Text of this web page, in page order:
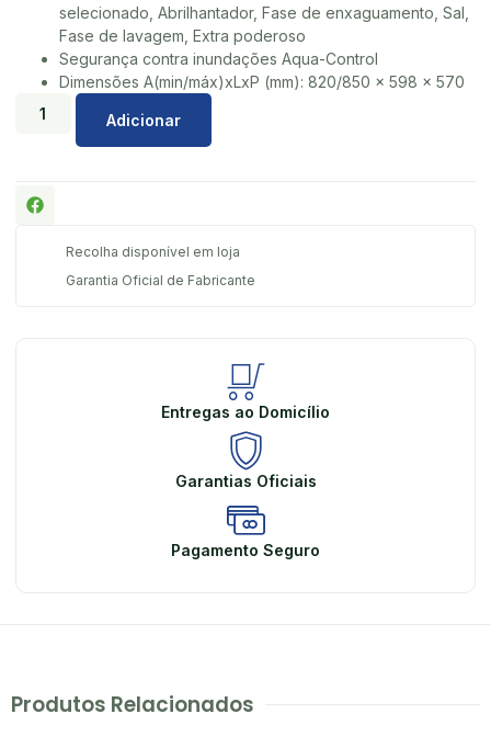
selecionado, Abrilhantador, Fase de enxaguamento, Sal,
Fase de lavagem, Extra poderoso
Segurança contra inundações Aqua-Control
Dimensões A(min/máx)xLxP (mm): 820/850 x 598 x 570
Adicionar
Recolha disponível em loja
Garantia Oficial de Fabricante
Entregas ao Domicílio
Garantias Oficiais
Pagamento Seguro
Produtos Relacionados